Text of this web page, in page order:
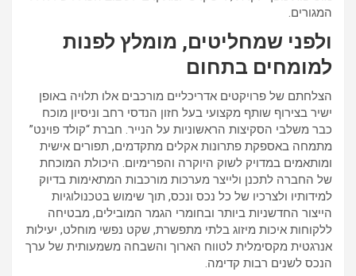
המגורים.
ולפני שמחליטים, מומלץ לפנות
למומחים בתחום
הצלחתם של פרויקטים אדריכליים מורכבים אלו תלויה באופן
ישיר בצירוף שותף מקצועי בעל חזון הנדסי רחב וניסיון מוכח
כבר משלבי הסקיצות הראשוניות על הנייר. חברת “קולד פוינט”
מתמחה באספקת פתרונות אקלים מתקדמים, תפורים אישית
ומותאמים במדויק לשוק היוקרה והפרימיום. היכולת המוכחת
של החברה לתכנן ולייצר מערכות מורכבות המתאימות בדיוק
למידותיו ולצרכיו של כל נכס ונכס, תוך שימוש בטכנולוגיות
הייצור החדשניות ביותר ובחומרי הגמר המובילים, מבטיחה
ללקוחות איכות מיזוג בלתי מתפשרת, שקט נפשי מוחלט, יעילות
אנרגטית מקסימלית לטווח הארוך והשבחה משמעותית של ערך
הנכס לשנים רבות קדימה.